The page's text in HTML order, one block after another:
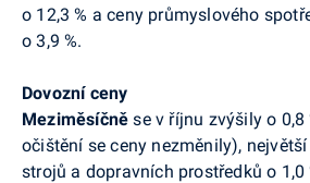
o 12,3 % a ceny průmyslového
o 3,9 %.
Dovozní ceny
Meziměsíčně se v říjnu zvýšily o 0,8
očištění se ceny nezměnily),
strojů a dopravních prostředků o 1,0